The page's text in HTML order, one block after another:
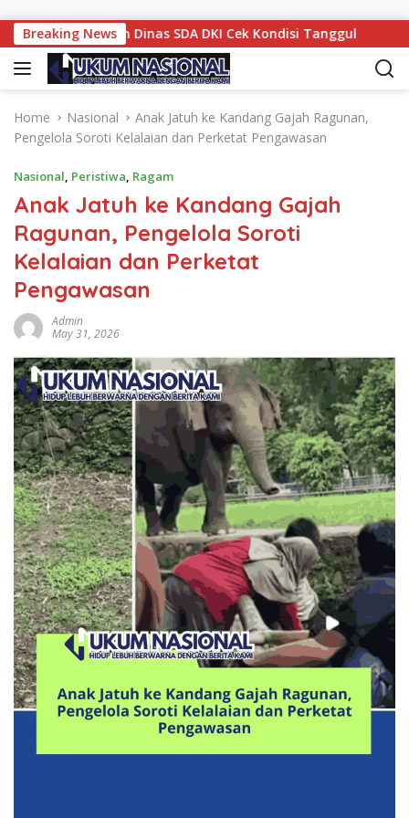
Breaking NewsDinas SDA DKI Cek Kondisi Tanggul
Home Nasional
Anak Jatuh ke Kandang Gajah Ragunan,
Pengelola Soroti Kelalaian dan Perketat Pengawasan
Nasional, Peristiwa, Ragam
Anak Jatuh ke Kandang Gajah
Ragunan, Pengelola Soroti
Kelalaian dan Perketat
Pengawasan
Admin
May 31, 2026